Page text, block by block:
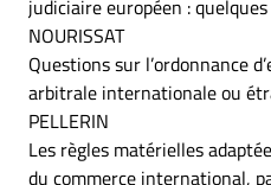
judiciaire européen :
NOURISSAT
Questions sur l’ordonnance
arbitrale internationale ou
PELLERIN
Les règles matérielles
du commerce international,